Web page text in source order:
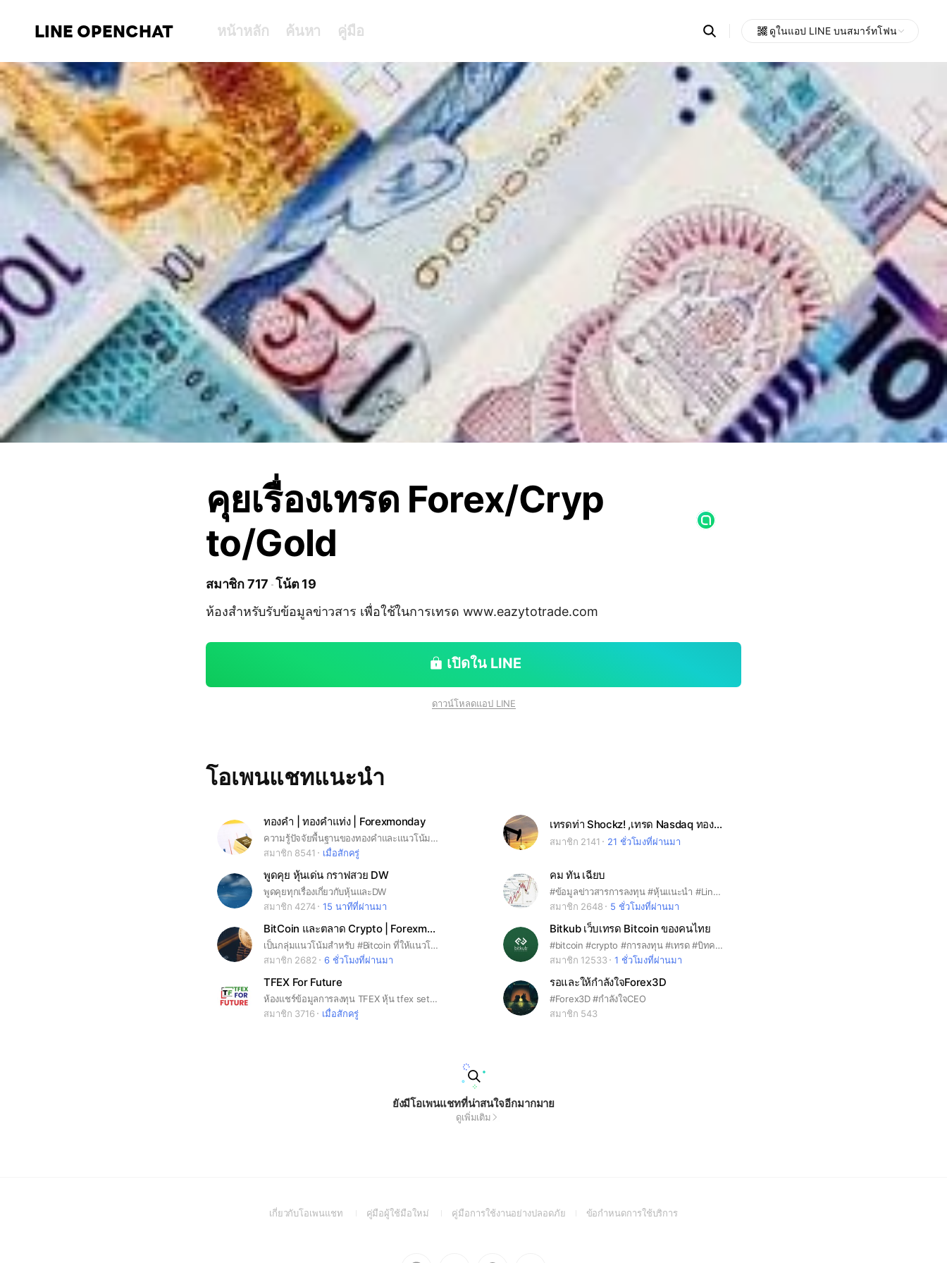
LINE OPENCHAT หน้าหลัก ค้นหา คู่มือ Search
OpenChats
messages
search
area
ดูในแอป LINE บนสมาร์ทโฟน
คุยเรื่องเทรด Forex/Cryp
to/Gold
สมาชิก 717 โน้ต 19
ห้องสำหรับรับข้อมูลข่าวสาร เพื่อใช้ในการเทรด www.eazytotrade.com
เปิดใน LINE
ดาวน์โหลดแอป LINE
โอเพนแชทแนะนำ
ทองคำ | ทองคำแท่ง | Forexmonday
ความรู้ปัจจัยพื้นฐานของทองคำและแนวโน้ม สำหรับห้องทองคำ และ ทองคำแท่ง โดยตรง ซึ่งไม่มีการชี้ชวนในการลงทุนใด ๆ ทั้งสิ้น#forex #Forexmonday #ทองคำ
สมาชิก 8541
เมื่อสักครู่
เทรดท่า Shockz! ,เทรด Nasdaq ทองคำ BTC น้ำมัน
สมาชิก 2141 21 ชั่วโมงที่ผ่านมา
พูดคุย หุ้นเด่น กราฟสวย DW
พูดคุยทุกเรื่องเกี่ยวกับหุ้นและDW
สมาชิก 4274
15 นาทีที่ผ่านมา
คม ทัน เฉียบ
#ข้อมูลข่าวสารการลงทุน #หุ้นแนะนำ #Line ID : veerapol.l #คม ทัน เฉียบ
สมาชิก 2648
5 ชั่วโมงที่ผ่านมา
BitCoin และตลาด Crypto | Forexmonday
เป็นกลุ่มแนวโน้มสำหรับ #Bitcoin ที่ให้แนวโน้มทั้งปัจจัยพื้นฐานและทางเทคนิคในระยะสั้นและระยะกลางรวมทั้งระยะยาว #Forex #Forexmonday #BTC
สมาชิก 2682
6 ชั่วโมงที่ผ่านมา
Bitkub เว็บเทรด Bitcoin ของคนไทย
#bitcoin #crypto #การลงทุน #เทรด #บิทคอยน์ #บิตคอย
สมาชิก 12533
1 ชั่วโมงที่ผ่านมา
TFEX For Future
ห้องแชร์ข้อมูลการลงทุน TFEX หุ้น tfex set50 set ตลาดหุ้น อนุพันธ์ blocktrade sbl shortsell ทีเฟก บล็อค stock
สมาชิก 3716
เมื่อสักครู่
รอและให้กำลังใจForex3D
#Forex3D #กำลังใจCEO
สมาชิก 543
ยังมีโอเพนแชทที่น่าสนใจอีกมากมาย
ดูเพิ่มเติม
เกี่ยวกับโอเพนแชท
(Openคู่มือผู้ใช้มือใหม่
(Openคู่มือการใช้งานอย่างปลอดภัย(Openข้อกำหนดการใช้บริการ(Open
Go Go